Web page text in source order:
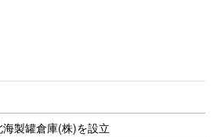
製罐倉庫(株)を設立